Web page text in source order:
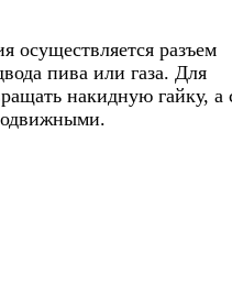
осуществляется разъем
пива или газа. Для
накидную гайку, а